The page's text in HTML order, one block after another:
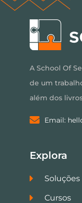
A School Of
de um
além dos
Email:
Explora
Soluções
Cursos